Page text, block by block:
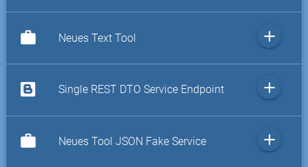
work Neues Text Tool add
Single REST DTO Service Endpoint add
work Neues Tool JSON Fake Service add